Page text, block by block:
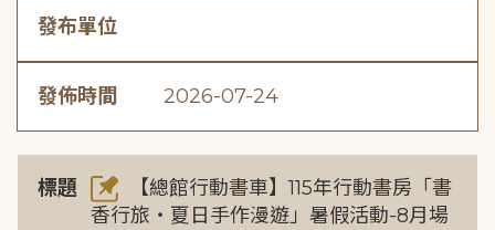
發布單位
發佈時間 2026-07-24
標題
【總館行動書車】115年行動書房「書
香行旅・夏日手作漫遊」暑假活動-8月場